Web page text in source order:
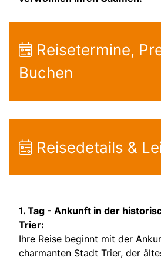
Reisetermine,
Buchen
Reisedetails &
1. Tag - Ankunft in der
Trier:
Ihre Reise beginnt mit der
charmanten Stadt Trier, der